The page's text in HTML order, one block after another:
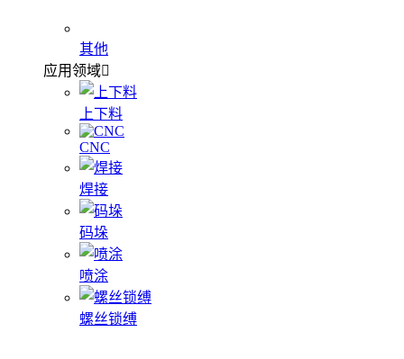
其他
应用领域
上下料
CNC
焊接
码垛
喷涂
螺丝锁缚